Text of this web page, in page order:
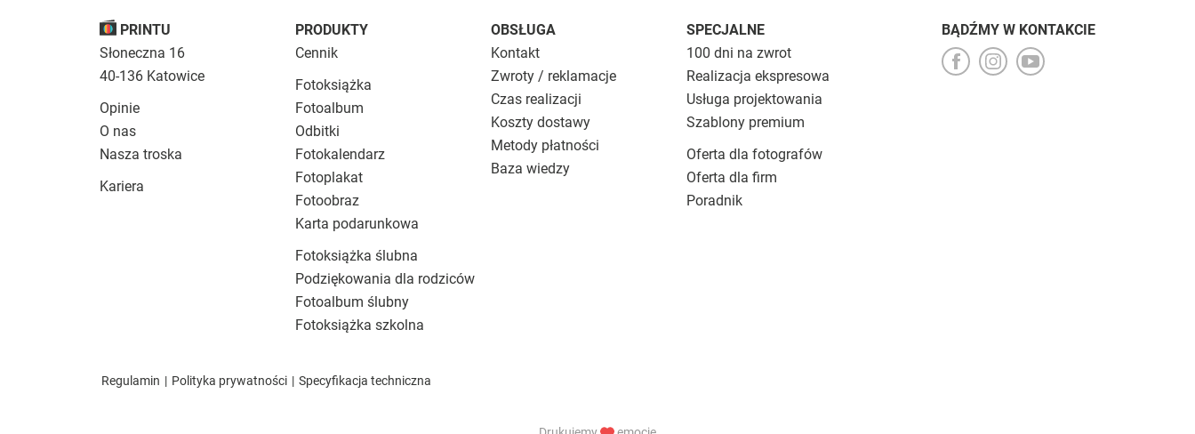
PRINTU
Słoneczna 16
40-136 Katowice
Opinie
O nas
Nasza troska
Kariera
PRODUKTY
Cennik
Fotoksiążka
Fotoalbum
Odbitki
Fotokalendarz
Fotoplakat
Fotoobraz
Karta podarunkowa
Fotoksiążka ślubna
Podziękowania dla rodziców
Fotoalbum ślubny
Fotoksiążka szkolna
OBSŁUGA
Kontakt
Zwroty / reklamacje
Czas realizacji
Koszty dostawy
Metody płatności
Baza wiedzy
SPECJALNE
100 dni na zwrot
Realizacja ekspresowa
Usługa projektowania
Szablony premium
Oferta dla fotografów
Oferta dla firm
Poradnik
BĄDŹMY W KONTAKCIE
Regulamin | Polityka prywatności | Specyfikacja techniczna